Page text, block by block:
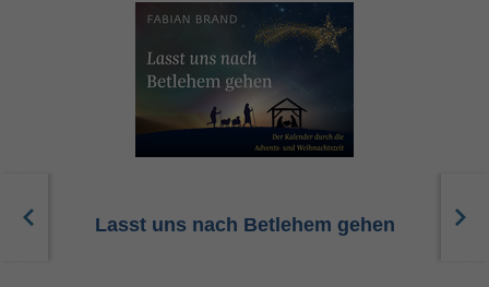
Lasst uns nach Betlehem gehen